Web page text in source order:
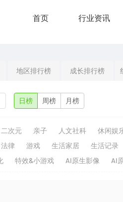
首页 行业资讯
地区排行榜 成长排行榜
日榜 周榜 月榜
二次元 亲子 人文社科
休闲娱
法律 游戏 生活家居
生活记录
特效&小游戏 AI原生影像 AI